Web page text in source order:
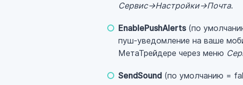
Сервис->Настройки->Почта.
EnablePushAlerts(по
пуш-уведомление на ваше
МетаТрейдере через меню
SendSound (по умолчанию =